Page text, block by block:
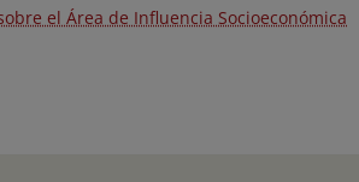
el Área de Influencia Socioeconómica